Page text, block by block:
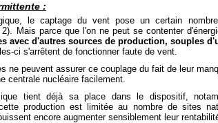
:
le captage du vent pose un certain nombre
2). Mais parce que l'on ne peut se contenter
avec d'autres sources de production, souples
ci s'arrêtent de fonctionner faute de vent.
ne peuvent assurer ce couplage du fait de leur
centrale nucléaire facilement.
tient déjà sa place dans le dispositif,
production est limitée au nombre de sites
encore augmenter sensiblement leur